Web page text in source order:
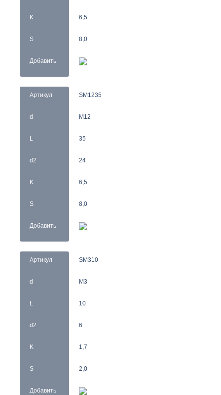
K
S
Добавить
6,5
8,0
Артикул
d
L
d2
K
S
Добавить
SM1235
M12
35
24
6,5
8,0
Артикул
d
L
d2
K
S
Добавить
SM310
M3
10
6
1,7
2,0